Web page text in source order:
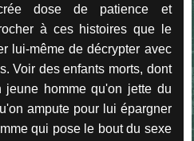
dose de patience et
à ces histoires que le
lui-même de décrypter avec
Voir des enfants morts, dont
jeune homme qu'on jette du
ampute pour lui épargner
qui pose le bout du sexe